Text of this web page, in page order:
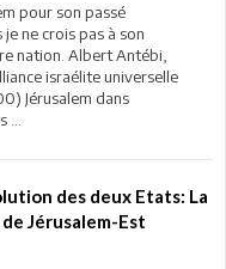
pour son passé
ne crois pas à son
nation. Albert Antébi,
israélite universelle
Jérusalem dans
des deux Etats: La
Jérusalem-Est